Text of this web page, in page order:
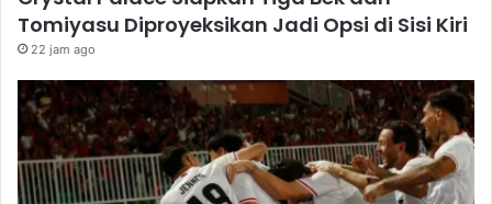
Tomiyasu Diproyeksikan Jadi Opsi di Sisi Kiri
22 jam ago